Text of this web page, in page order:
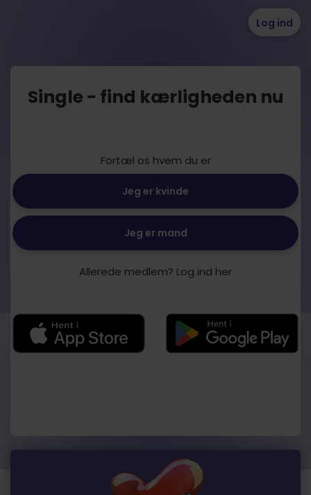
Log ind
Single - find kærligheden nu
Fortæl os hvem du er
Jeg er kvinde
Jeg er mand
Allerede medlem? Log ind her